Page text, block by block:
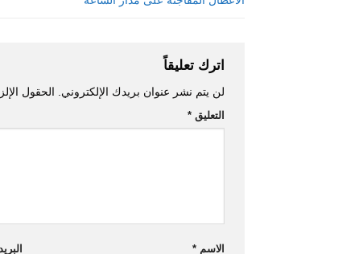
اترك تعليقاً
لن يتم نشر عنوان بريدك الإلكتروني. الحقول
التعليق *
الاسم *